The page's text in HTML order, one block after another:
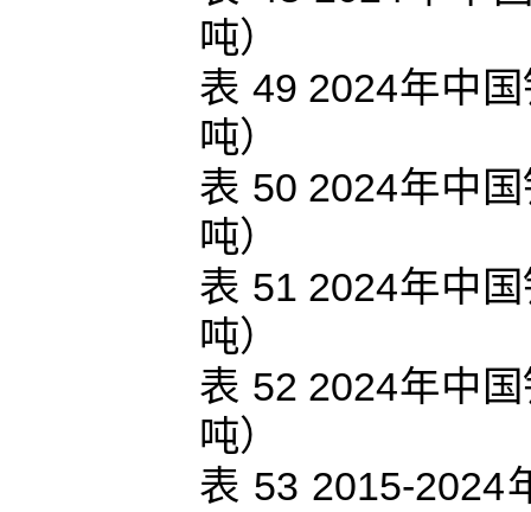
吨）
表 49 2024年中
吨）
表 50 2024年中
吨）
表 51 2024年中
吨）
表 52 2024年中
吨）
表 53 2015-2024